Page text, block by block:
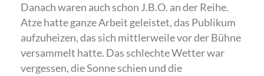
Danach waren auch schon J.B.O. an der Reihe.
Atze hatte ganze Arbeit geleistet, das Publikum
aufzuheizen, das sich mittlerweile vor der Bühne
versammelt hatte. Das schlechte Wetter war
vergessen, die Sonne schien und die